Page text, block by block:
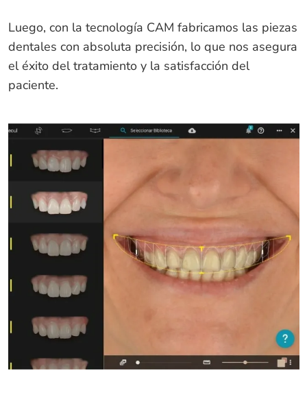
Luego, con la tecnología CAM fabricamos las piezas
dentales con absoluta precisión, lo que nos asegura
el éxito del tratamiento y la satisfacción del
paciente.